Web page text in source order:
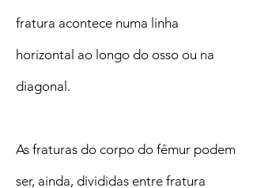
fratura acontece numa linha
horizontal ao longo do osso ou na
diagonal.
As fraturas do corpo do fêmur podem
ser, ainda, divididas entre fratura